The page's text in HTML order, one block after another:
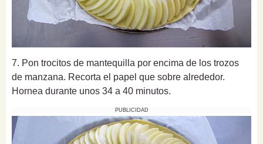
7. Pon trocitos de mantequilla por encima de los trozos
de manzana. Recorta el papel que sobre alrededor.
Hornea durante unos 34 a 40 minutos.
PUBLICIDAD